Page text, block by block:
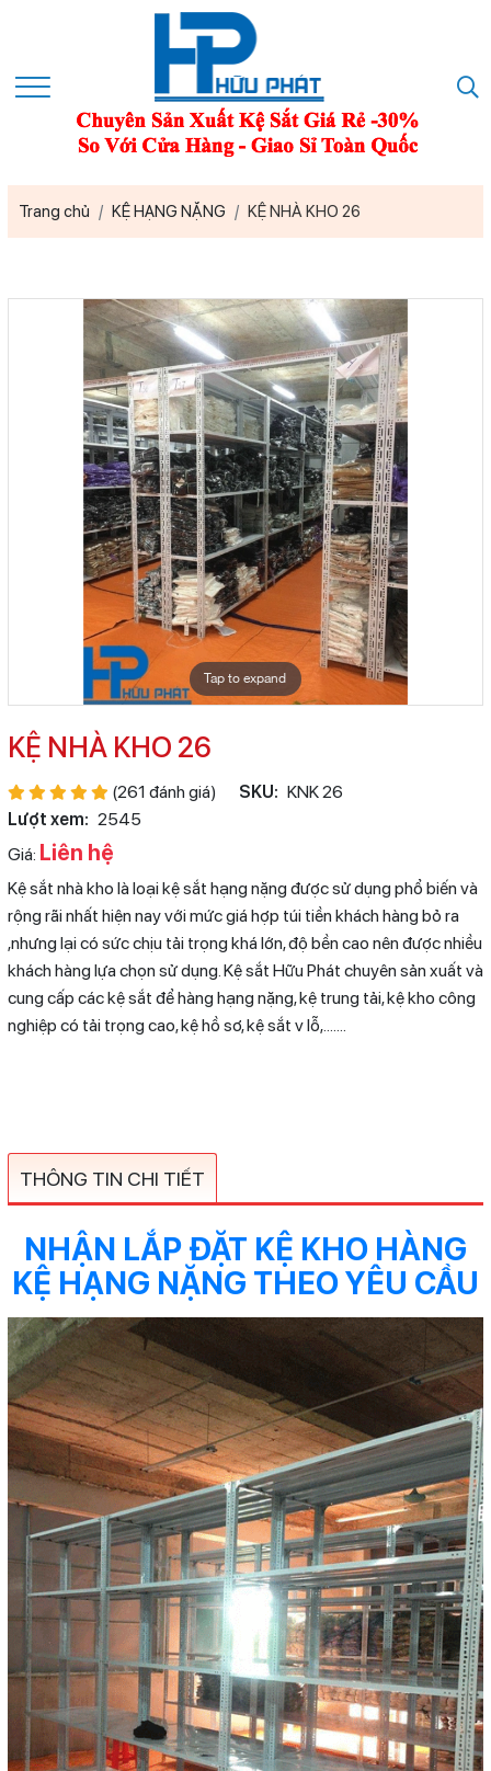
Trang chủ KỆ HẠNG NẶNG KỆ NHÀ KHO 26
Tap to expand
KỆ NHÀ KHO 26
(261 đánh giá) SKU: KNK 26
Lượt xem: 2545
Giá: Liên hệ
Kệ sắt nhà kho là loại kệ sắt hạng nặng được sử dụng phổ biến và
rộng rãi nhất hiện nay với mức giá hợp túi tiền khách hàng bỏ ra
,nhưng lại có sức chịu tải trọng khá lớn, độ bền cao nên được nhiều
khách hàng lựa chọn sử dụng. Kệ sắt Hữu Phát chuyên sản xuất và
cung cấp các kệ sắt để hàng hạng nặng, kệ trung tải, kệ kho công
nghiệp có tải trọng cao, kệ hồ sơ, kệ sắt v lỗ,.......
THÔNG TIN CHI TIẾT
NHẬN LẮP ĐẶT KỆ KHO HÀNG
KỆ HẠNG NẶNG THEO YÊU CẦU